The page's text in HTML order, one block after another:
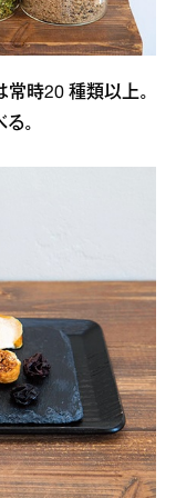
時20 種類以上。
。